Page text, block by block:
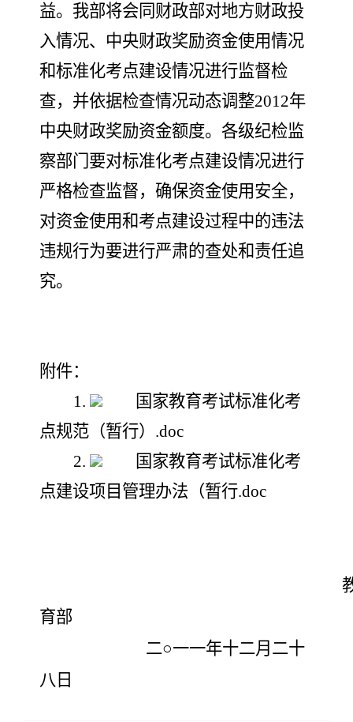
益。我部将会同财政部对地方财政投
入情况、中央财政奖励资金使用情况
和标准化考点建设情况进行监督检
查，并依据检查情况动态调整2012年
中央财政奖励资金额度。各级纪检监
察部门要对标准化考点建设情况进行
严格检查监督，确保资金使用安全，
对资金使用和考点建设过程中的违法
违规行为要进行严肃的查处和责任追
究。
附件：
1.
国家教育考试标准化考
点规范（暂行）.doc
2.
国家教育考试标准化考
点建设项目管理办法（暂行.doc
育部
二○一一年十二月二十
八 日